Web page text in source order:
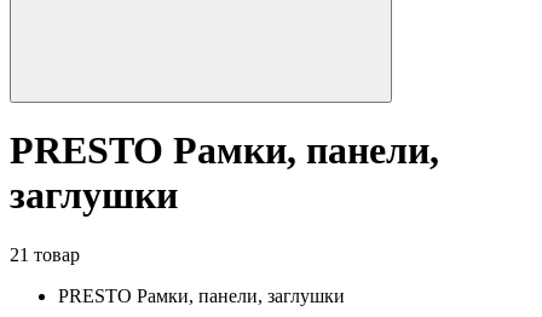
PRESTO Рамки, панели,
заглушки
21 товар
PRESTO Рамки, панели, заглушки